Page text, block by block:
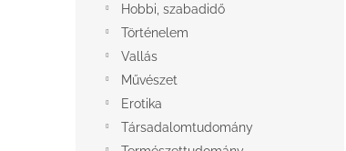
Hobbi, szabadidő
Történelem
Vallás
Művészet
Erotika
Társadalomtudomány